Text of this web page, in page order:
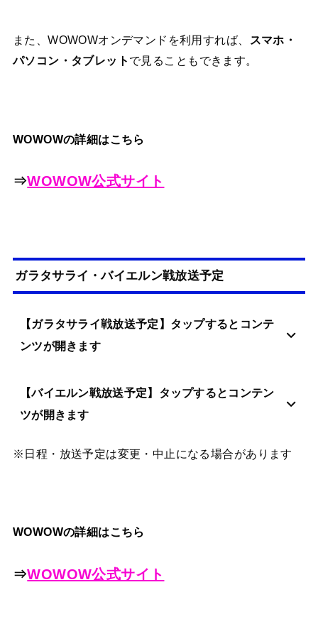
また、WOWOWオンデマンドを利用すれば、
スマホ・
パソコン・タブレット で見ることもできます。
WOWOWの詳細はこちら
⇒WOWOW公式サイト
ガラタサライ・バイエルン戦放送予定
【ガラタサライ戦放送予定】タップするとコンテ
ンツが開きます
【バイエルン戦放送予定】タップするとコンテン
ツが開きます
※日程・放送予定は変更・中止になる場合があります
WOWOWの詳細はこちら
⇒WOWOW公式サイト